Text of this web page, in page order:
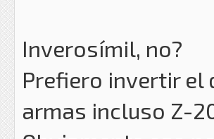
Inverosímil, no?
Prefiero invertir el
armas incluso Z-